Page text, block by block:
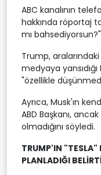
ABC kanalının
hakkında röportaj
mı
Trump,
medyaya
"özellikle
Ayrıca, Musk'ın
ABD Başkanı,
olmadığını söyledi.
TRUMP'IN "TESLA"
PLANLADIĞI